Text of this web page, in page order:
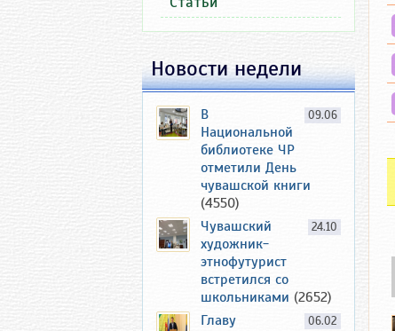
Новости недели
09.06
В
Национальной
библиотеке ЧР
отметили День
чувашской книги
(4550)
24.10
Чувашский
художник-
этнофутурист
встретился со
школьниками (2652)
06.02
Главу